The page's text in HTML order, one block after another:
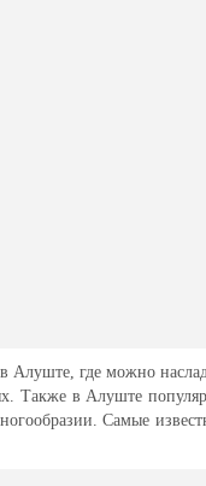
где можно
Также в Алуште
Самые